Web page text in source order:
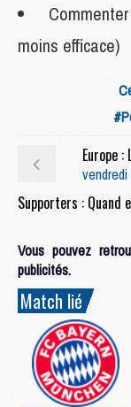
moins efficace)
vendredi
Vous pouvez
publicités.
Match lié